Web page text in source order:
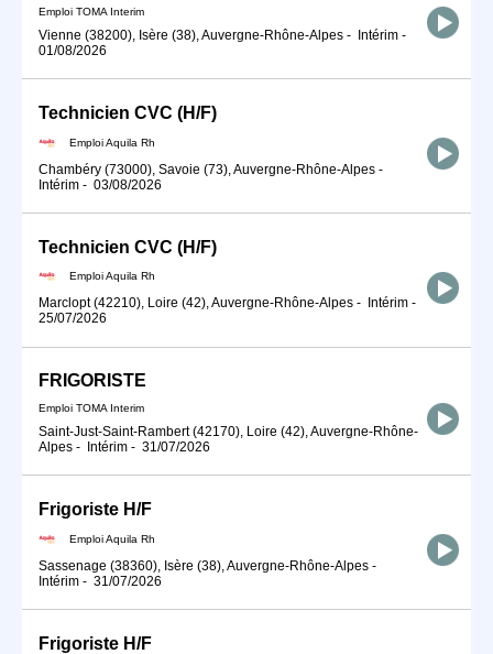
Emploi TOMA Interim
Vienne (38200), Isère (38), Auvergne-Rhône-Alpes - Intérim -
01/08/2026
Technicien CVC (H/F)
Emploi Aquila Rh
Chambéry (73000), Savoie (73), Auvergne-Rhône-Alpes -
Intérim - 03/08/2026
Technicien CVC (H/F)
Emploi Aquila Rh
Marclopt (42210), Loire (42), Auvergne-Rhône-Alpes - Intérim -
25/07/2026
FRIGORISTE
Emploi TOMA Interim
Saint-Just-Saint-Rambert (42170), Loire (42), Auvergne-Rhône-
Alpes - Intérim - 31/07/2026
Frigoriste H/F
Emploi Aquila Rh
Sassenage (38360), Isère (38), Auvergne-Rhône-Alpes -
Intérim - 31/07/2026
Frigoriste H/F